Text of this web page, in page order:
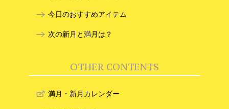
今日のおすすめアイテム
次の新月と満月は？
OTHER CONTENTS
満月・新月カレンダー